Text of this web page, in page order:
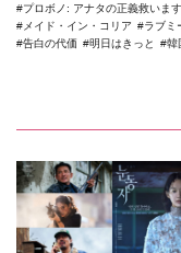
プロボノ: アナタの正義救いま
メイド・イン・コリア
ラブミ
告白の代価
明日はきっと 韓